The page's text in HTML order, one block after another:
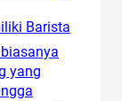
Barista
yang